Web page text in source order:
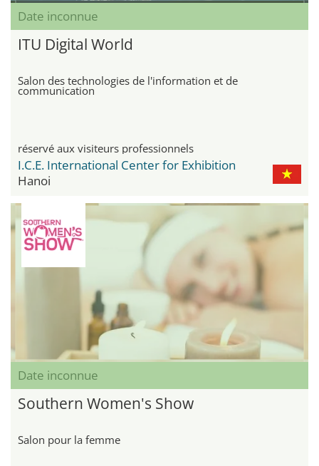
Date inconnue
ITU Digital World
Salon des technologies de l'information et de
communication
réservé aux visiteurs professionnels
I.C.E. International Center for Exhibition
Hanoi
Date inconnue
Southern Women's Show
Salon pour la femme